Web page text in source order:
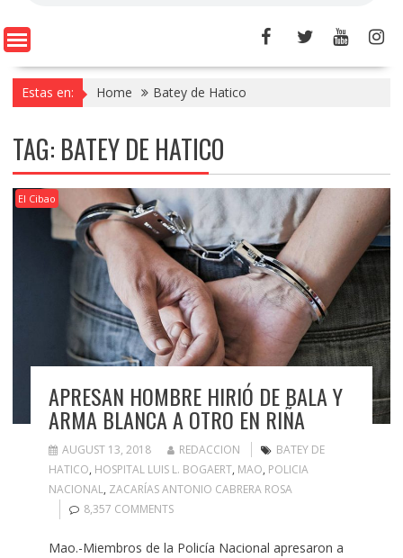
Estas en: Home Batey de Hatico
TAG: BATEY DE HATICO
El Cibao
APRESAN HOMBRE HIRIÓ DE BALA Y
ARMA BLANCA A OTRO EN RIÑA
AUGUST 13, 2018 REDACCION
BATEY DE
HATICO, HOSPITAL LUIS L. BOGAERT, MAO, POLICIA
NACIONAL, ZACARÍAS ANTONIO CABRERA ROSA
8,357 COMMENTS
Mao.-Miembros de la Policía Nacional apresaron a